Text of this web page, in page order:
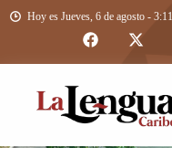
Hoy es Jueves, 6 de agosto -